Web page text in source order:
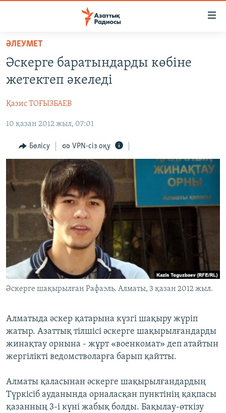
Skip
main
content
to
Navigation
ЖАҢАЛЫҚТАР
САЯСАТ
ҚАҢТАР ОҚИҒАСЫ
АДАМ ҚҰҚЫҚТАРЫ
ӘЛЕУМЕТ
АРНАЙЫ ЖОБАЛАР
Русский
ЖАЗЫЛЫҢЫЗ
Басқа тілдерде
ӘЛЕУМЕТ
Әскерге баратындарды көбіне
жетектеп әкеледі
Қазис ТОҒЫЗБАЕВ
10 қазан 2012 жыл, 07:01
Бөлісу VPN-сіз оқу
Әскерге шақырылған Рафаэль. Алматы, 3 қазан 2012 жыл.
Алматыда әскер қатарына күзгі шақыру жүріп
жатыр. Азаттық тілшісі әскерге шақырылғандарды
жинақтау орнына - жұрт «военкомат» деп атайтын
жергілікті ведомстволарға барып қайтты.
Алматы қаласынан әскерге шақырылғандардың
Түркісіб ауданында орналасқан пунктінің қақпасы
қазанның 3-і күні жабық болды. Бақылау-өткізу